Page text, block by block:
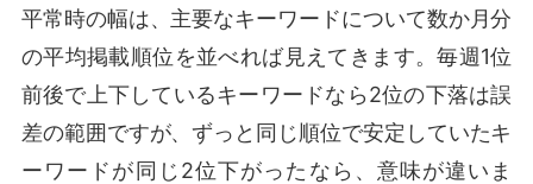
平常時の幅は、主要なキーワードについて数か月分
の平均掲載順位を並べれば見えてきます。毎週1位
前後で上下しているキーワードなら2位の下落は誤
差の範囲ですが、ずっと同じ順位で安定していたキ
ーワードが同じ2位下がったなら、意味が違いま